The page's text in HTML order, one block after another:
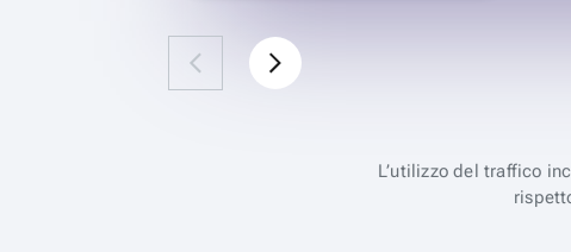
L’utilizzo del traffico